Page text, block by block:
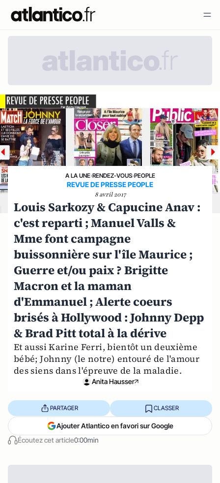
A LA UNE›RENDEZ-VOUS›PEOPLE
REVUE DE PRESSE PEOPLE
8 avril 2017
Louis Sarkozy & Capucine Anav :
c'est reparti ; Manuel Valls &
Mme font campagne
buissonnière sur l'île Maurice ;
Guerre et/ou paix ? Brigitte
Macron et la maman
d'Emmanuel ; Alerte coeurs
brisés à Hollywood : Johnny Depp
& Brad Pitt total à la dérive
Et aussi Karine Ferri, bientôt un deuxième
bébé; Johnny (le notre) entouré de l'amour
des siens dans l'épreuve de la maladie.
Anita Hausser
Écoutez cet article0:00min
PARTAGER CLASSER
Ajouter Atlantico en favori sur Google